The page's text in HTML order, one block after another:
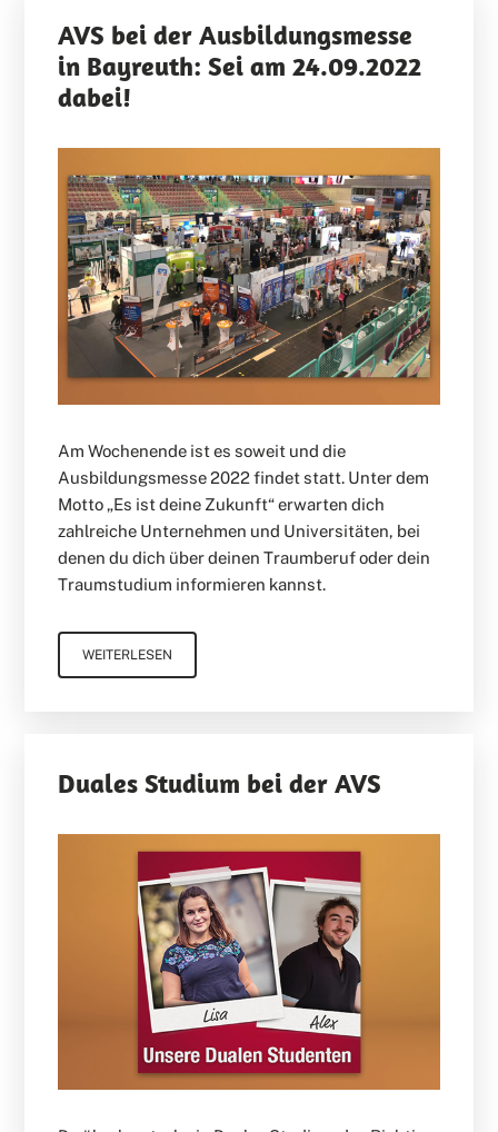
AVS bei der Ausbildungsmesse
in Bayreuth: Sei am 24.09.2022
dabei!
Am Wochenende ist es soweit und die
Ausbildungsmesse 2022 findet statt. Unter dem
Motto „Es ist deine Zukunft“ erwarten dich
zahlreiche Unternehmen und Universitäten, bei
denen du dich über deinen Traumberuf oder dein
Traumstudium informieren kannst.
WEITERLESEN
Duales Studium bei der AVS